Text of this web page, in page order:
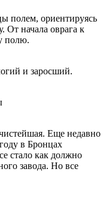
полем, ориентируясь
От начала оврага к
полю.
и заросший.
Еще недавно
в Бронцах
стало как должно
завода. Но все